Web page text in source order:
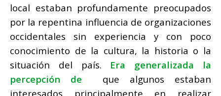
local estaban profundamente preocupados
por la repentina influencia de organizaciones
occidentales sin experiencia y con poco
conocimiento de la cultura, la historia o la
situación del país. Era generalizada la
percepción de que algunos estaban
interesados ​​principalmente en realizar